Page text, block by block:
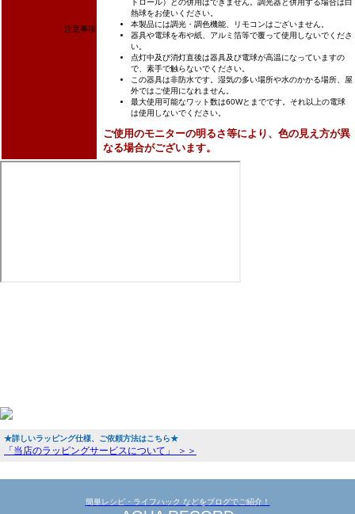
注意事項
熱球をお使いください。
本製品には調光・調色機能、リモコンはございません。
器具や電球を布や紙、アルミ箔等で覆って使用しないでくださ
い。
点灯中及び消灯直後は器具及び電球が高温になっていますの
で、素手で触らないでください。
この器具は非防水です。湿気の多い場所や水のかかる場所、屋
外ではご使用になれません。
最大使用可能なワット数は60Wとまでです。それ以上の電球
は使用しないでください。
ご使用のモニターの明るさ等により、色の見え方が異
なる場合がございます。
★詳しいラッピング仕様、ご依頼方法はこちら★
「当店のラッピングサービスについて」 ＞＞
簡単レシピ・ライフハック などをブログでご紹介！